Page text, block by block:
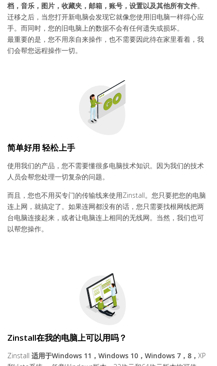
档， 音乐，图片， 收藏夹，邮箱，账号，设置以及其他所有文件。
迁移之后，当您打开新电脑会发现它就像您使用旧电脑一样得心应
手。而同时，您的旧电脑上的数据不会有任何遗失或损坏。
最重要的是，您不用亲自来操作，也不需要因此待在家里看着，我
们会帮您远程操作一切。
简单好用 轻松上手
使用我们的产品，您不需要懂很多电脑技术知识。因为我们的技术
人员会帮您处理一切复杂的问题。
而且，您也不用买专门的传输线来使用Zinstall。您只要把您的电脑
连上网，就搞定了。如果连网都没有的话，您只需要找根网线把两
台电脑连接起来，或者让电脑连上相同的无线网。当然，我们也可
以帮您操作。
Zinstall在我的电脑上可以用吗？
Zinstall 适用于Windows 11，Windows 10，Windows 7，8， XP